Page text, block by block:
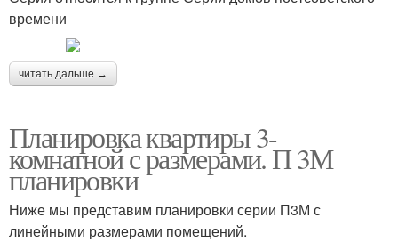
времени
читать дальше →
Планировка квартиры 3-
комнатной с размерами. П 3М
планировки
Ниже мы представим планировки серии П3М с
линейными размерами помещений.